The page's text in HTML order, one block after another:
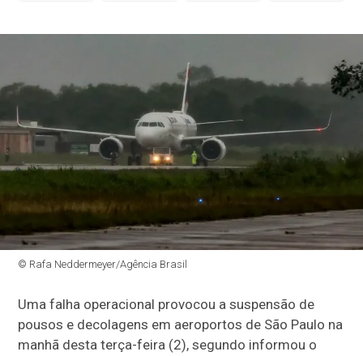
© Rafa Neddermeyer/Agência Brasil
Uma falha operacional provocou a suspensão de
pousos e decolagens em aeroportos de São Paulo na
manhã desta terça-feira (2), segundo informou o